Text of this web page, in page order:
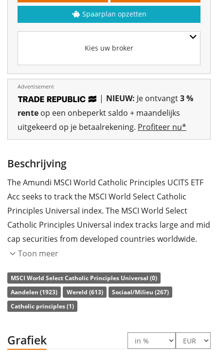
Kies uw broker
Spaarplan opzetten
Advertisement
| NIEUW: Je ontvangt3 %
rente op een onbeperkt saldo + maandelijks
uitgekeerd op je betaalrekening. Profiteer nu*
Beschrijving
The Amundi MSCI World Catholic Principles UCITS ETF
Acc seeks to track the MSCI World Select Catholic
Principles Universal index. The MSCI World Select
Catholic Principles Universal index tracks large and mid
cap securities from developed countries worldwide.
The selected companies are screened according to
and governance) profile and catholic principles. As a
result, companies involved in weapons, gambling, adult
entertainment, abortion, contraceptives, stem-cell
The ETF'sTER (total expense ratio) amounts to
0,30%
Toon meer
MSCI World Select Catholic Principles Universal (0)
Aandelen (1923)
Wereld (613)
Sociaal/Milieu (267)
Catholic principles (1)
Grafiek